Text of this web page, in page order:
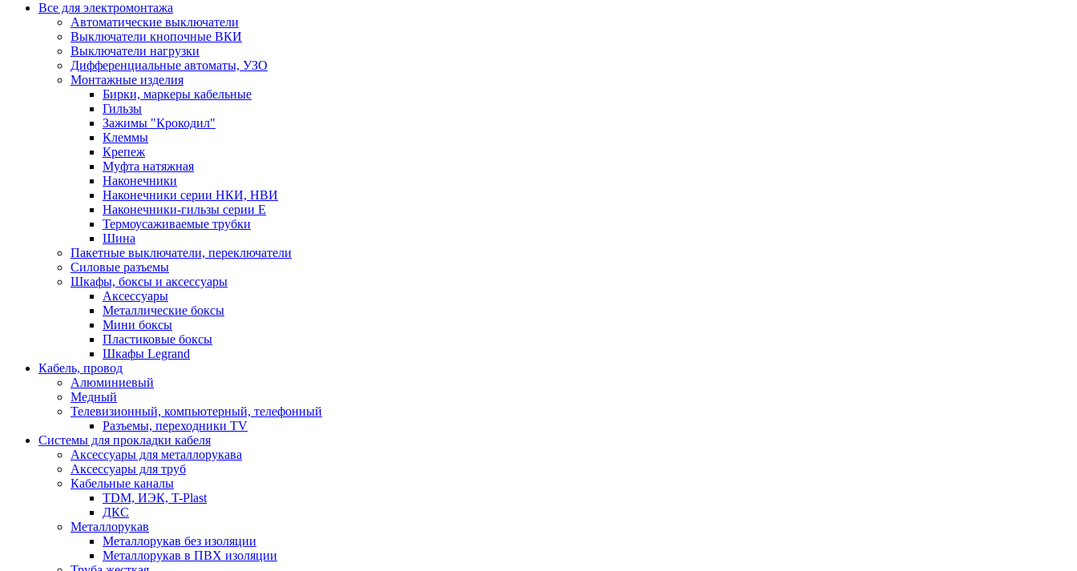
Все для электромонтажа
Автоматические выключатели
Выключатели кнопочные ВКИ
Выключатели нагрузки
Дифференциальные автоматы, УЗО
Монтажные изделия
Бирки, маркеры кабельные
Гильзы
Зажимы "Крокодил"
Клеммы
Крепеж
Муфта натяжная
Наконечники
Наконечники серии НКИ, НВИ
Наконечники-гильзы серии Е
Термоусаживаемые трубки
Шина
Пакетные выключатели, переключатели
Силовые разъемы
Шкафы, боксы и аксессуары
Аксессуары
Металлические боксы
Мини боксы
Пластиковые боксы
Шкафы Legrand
Кабель, провод
Алюминиевый
Медный
Телевизионный, компьютерный, телефонный
Разъемы, переходники TV
Системы для прокладки кабеля
Аксессуары для металлорукава
Аксессуары для труб
Кабельные каналы
TDM, ИЭК, T-Plast
ДКС
Металлорукав
Металлорукав без изоляции
Металлорукав в ПВХ изоляции